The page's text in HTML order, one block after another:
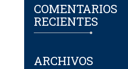
COMENTARIOS
RECIENTES
ARCHIVOS